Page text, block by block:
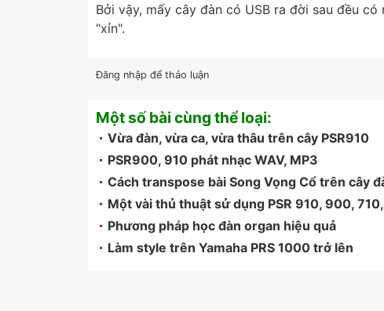
Bởi vậy, mấy cây đàn có USB ra đời sau đều
"xỉn".
Đăng nhập để thảo luận
Một số bài cùng thể loại:
Vừa đàn, vừa ca, vừa thâu trên cây PSR910
PSR900, 910 phát nhạc WAV, MP3
Cách transpose bài Song Vọng Cổ trên cây
Một vài thủ thuật sử dụng PSR 910, 900,
Phương pháp học đàn organ hiệu quả
Làm style trên Yamaha PRS 1000 trở lên